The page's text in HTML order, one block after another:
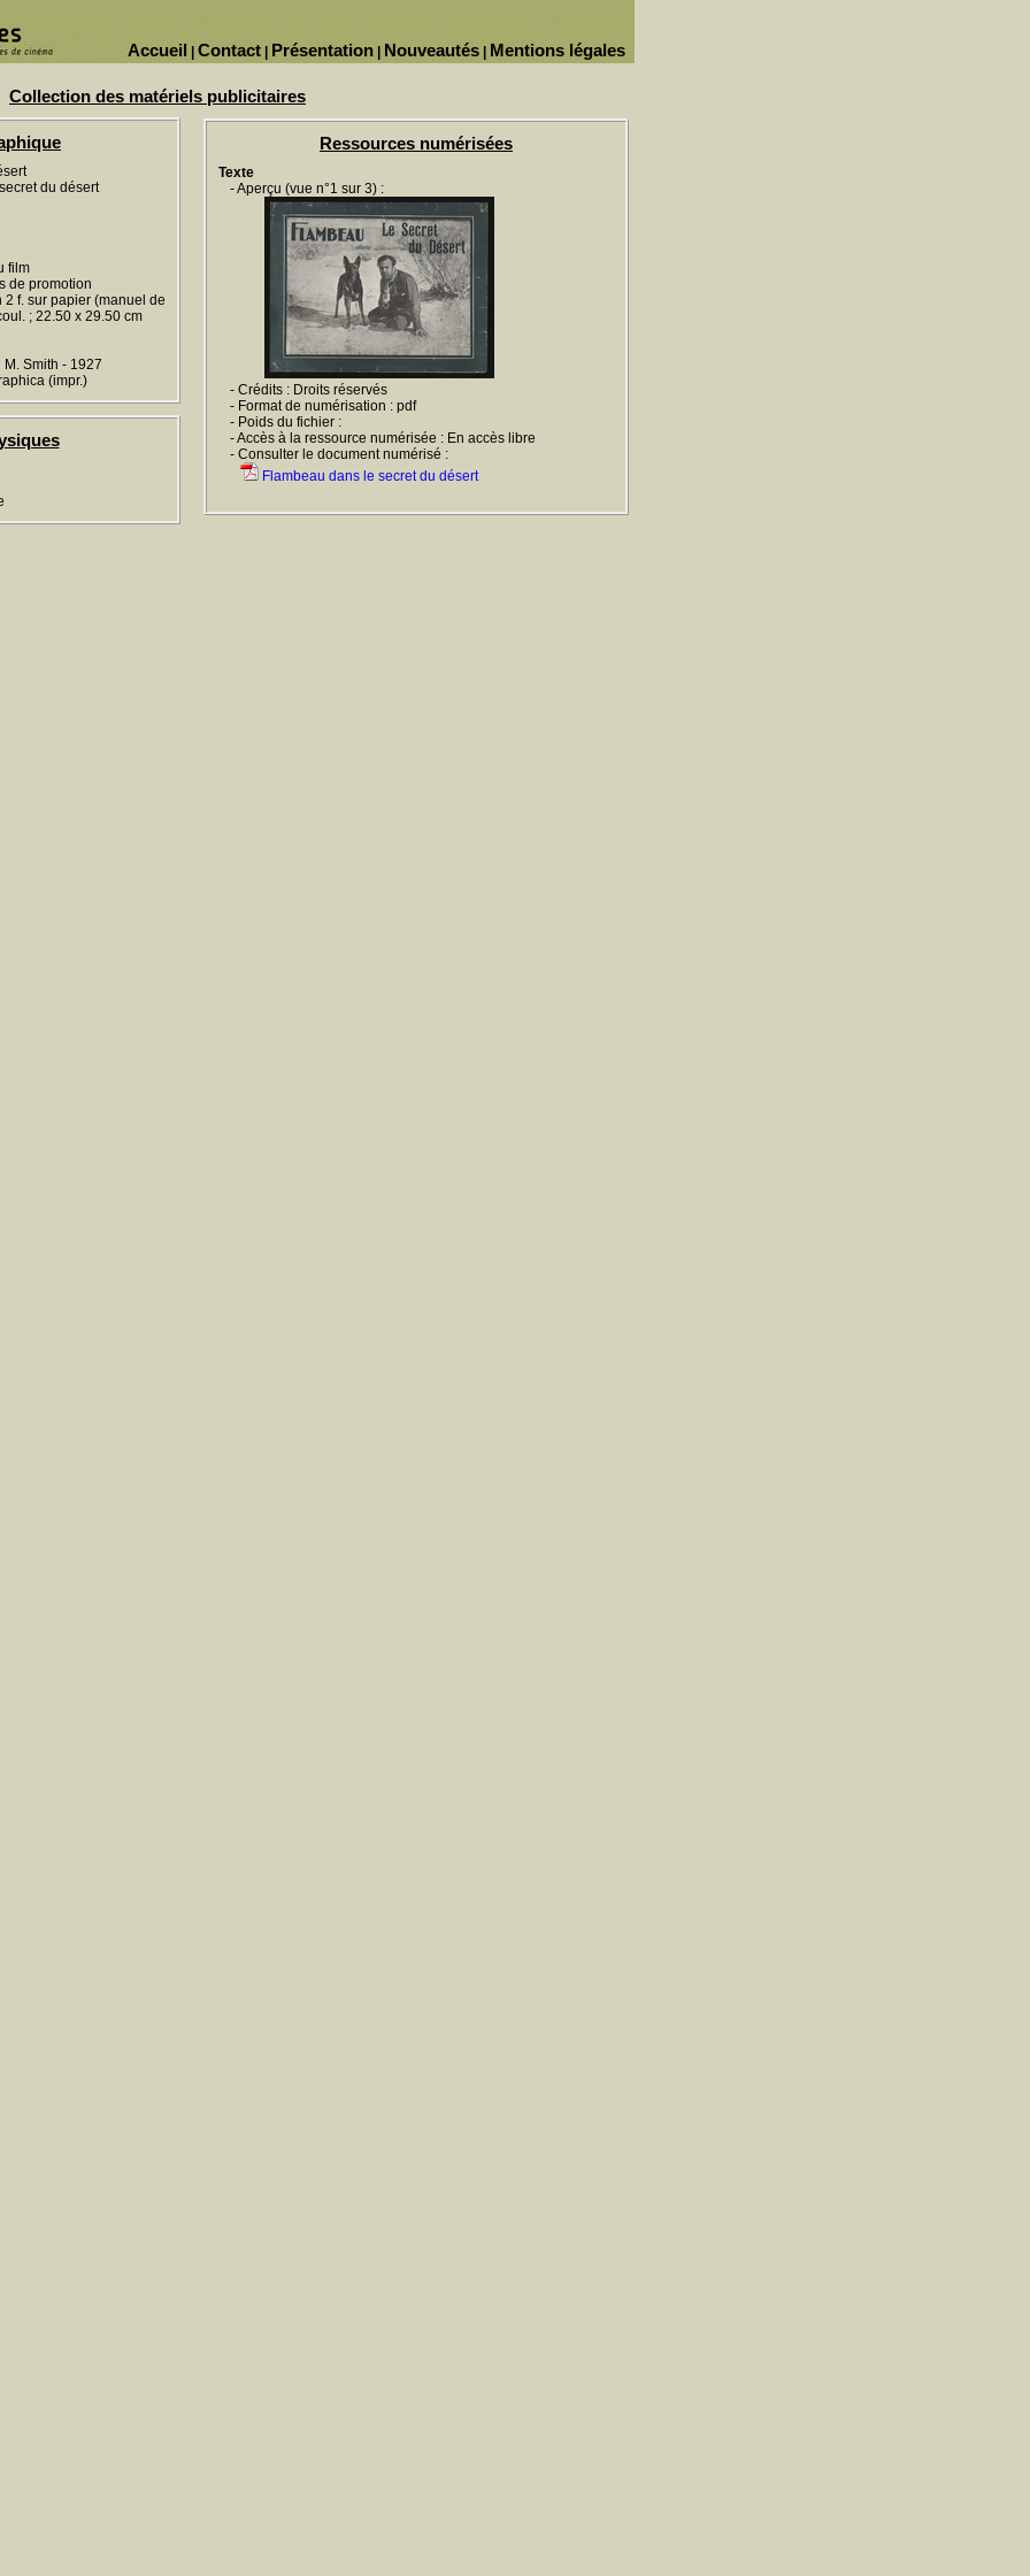
Mentions légales
Nouveautés
Présentation
Contact
Accueil
Collection des matériels publicitaires
du désert
film
de promotion
f. sur papier (manuel de
; 22.50 x 29.50 cm
Smith - 1927
(impr.)
Ressources numérisées
Texte
- Aperçu (vue n°1 sur 3) :
- Crédits : Droits réservés
- Format de numérisation : pdf
- Poids du fichier :
- Accès à la ressource numérisée : En accès libre
- Consulter le document numérisé :
Flambeau dans le secret du désert